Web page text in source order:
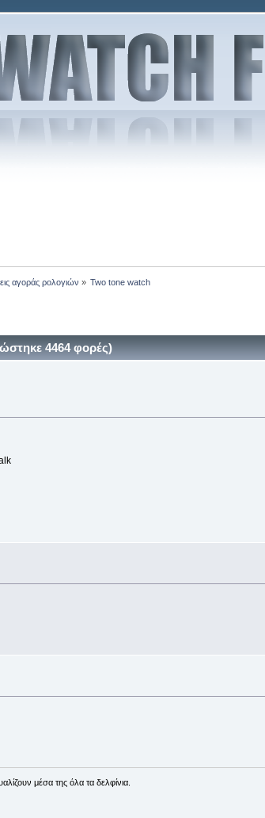
αγοράς ρολογιών » Two tone watch
4464 φορές)
μέσα της όλα τα δελφίνια.